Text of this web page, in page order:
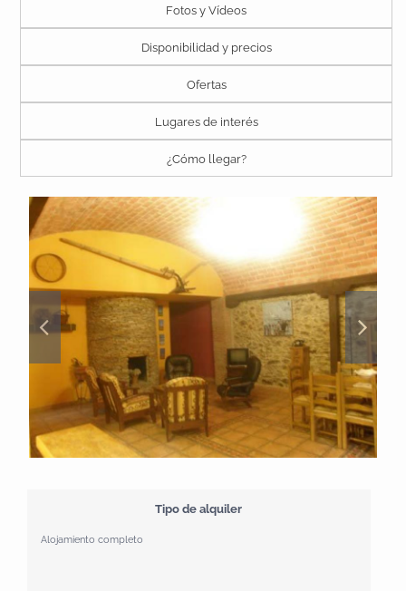
Fotos y Vídeos
Disponibilidad y precios
Ofertas
Lugares de interés
¿Cómo llegar?
Tipo de alquiler
Alojamiento completo